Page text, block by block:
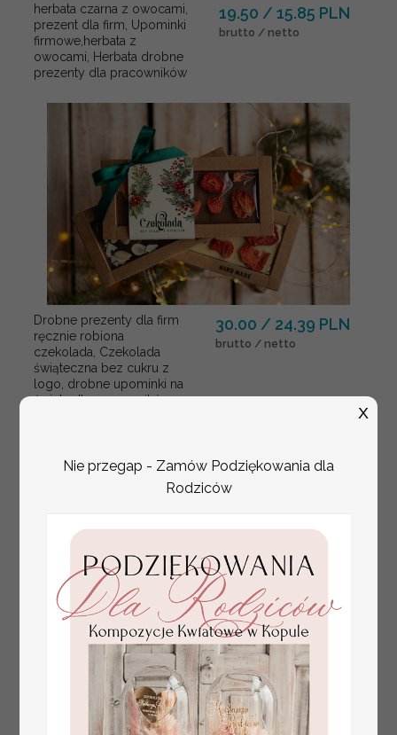
herbata czarna z owocami,
prezent dla firm, Upominki
firmowe,herbata z
owocami, Herbata drobne
prezenty dla pracowników
19.50 / 15.85 PLN
brutto / netto
Drobne prezenty dla firm
ręcznie robiona
czekolada, Czekolada
świąteczna bez cukru z
logo, drobne upominki na
święta dla pracowników,
30.00 / 24.39 PLN
brutto / netto
Nie przegap - Zamów Podziękowania dla
Rodziców
X